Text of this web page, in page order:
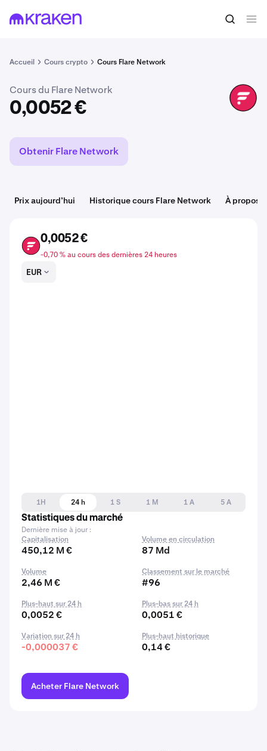
Accueil Cours crypto Cours Flare Network
0,0052 € Acheter du FLR
Cours du Flare Network
0,0052 €
FLR
Obtenir Flare Network
Prix aujourd’hui Historique cours Flare Network À propos
FLR
0,0052 €
-0,70 % au cours des dernières 24 heures
EUR
1H 24 h 1 S 1 M 1 A
5 A
Statistiques du marché
Dernière mise à jour :
Capitalisation
450,12 M €
Volume en circulation
87 Md
Volume
2,46 M €
Classement sur le marché
#96
Plus-haut sur 24 h
0,0052 €
Plus-bas sur 24 h
0,0051 €
Variation sur 24 h
-0,000037 €
Plus-haut historique
0,14 €
Acheter Flare Network